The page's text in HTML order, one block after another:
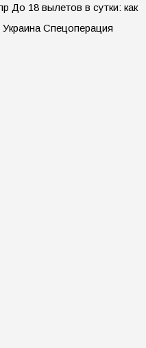
18 вылетов в сутки: как
Спецоперация